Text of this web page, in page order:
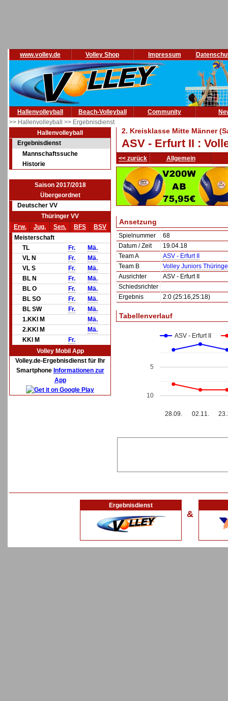
www.volley.de Volley Shop Impressum
Hallenvolleyball Beach-Volleyball Community
>> Hallenvolleyball >> Ergebnisdienst
Hallenvolleyball
Ergebnisdienst
Mannschaftssuche
Historie
Saison 2017/2018
Übergeordnet
Deutscher VV
Thüringer VV
Erw.
Jug. Sen. BFS
BSV
Meisterschaft
TL
Fr.
Mä.
VL N
Fr.
Mä.
VL S
Fr.
Mä.
BL N
Fr.
Mä.
BL O
Fr.
Mä.
BL SO
Fr.
Mä.
BL SW
Fr.
Mä.
1.KKl M
Mä.
2.KKl M
Mä.
KKl M
Fr.
Volley Mobil App
Volley.de-Ergebnisdienst für Ihr
Smartphone Informationen zur
App
2. Kreisklasse Mitte Männer
ASV - Erfurt II :
<< zurück Allgemein
Ansetzung
Spielnummer
68
Datum / Zeit
19.04.18
Team A
ASV - Erfurt II
Team B
Volley Juniors
Ausrichter
ASV - Erfurt II
Schiedsrichter
Ergebnis
2:0 (25:16,25:18)
Tabellenverlauf
ASV - Erfurt II
28.09. 02.11.
5
10
Ergebnisdienst
&